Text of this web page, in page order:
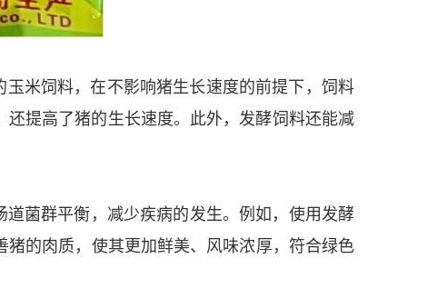
米饲料，在不影响猪生长速度的前提下，饲料
提高了猪的生长速度。此外，发酵饲料还能减
菌群平衡，减少疾病的发生。例如，使用发酵
的肉质，使其更加鲜美、风味浓厚，符合绿色